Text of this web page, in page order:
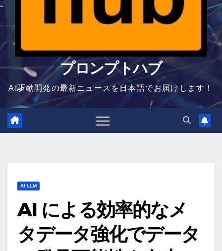
プロンプトハブ
AI駆動開発の最新ニュースを日本語でお届けします！
AI LLM
AI による効率的なメ
タデータ強化でデータ